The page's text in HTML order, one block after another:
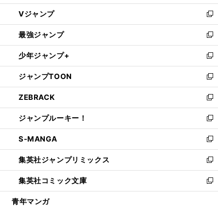
ウ
ィ
ン
ド
ウ
で
開
く
し
い
ウ
ィ
ン
ド
ウ
で
開
く
Vジャンプ
新
し
い
ウ
ィ
ン
ド
ウ
で
開
く
最強ジャンプ
新
し
い
ウ
ィ
ン
ド
ウ
で
開
く
少年ジャンプ+
新
し
い
ウ
ィ
ン
ド
ウ
で
開
く
ジャンプTOON
新
し
い
ウ
ィ
ン
ド
ウ
で
開
く
ZEBRACK
新
し
い
ウ
ィ
ン
ド
ウ
で
開
ジャンプルーキー！
新
し
い
ウ
ィ
ン
ド
ウ
S-MANGA
新
し
い
ウ
ィ
ン
集英社ジャンプリミックス
新
し
い
ウ
集英社コミック文庫
新
し
青年マンガ